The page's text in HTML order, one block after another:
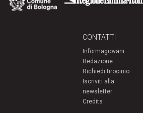
CONTATTI
Informagiovani
Redazione
Richiedi tirocinio
Iscriviti alla
newsletter
Credits